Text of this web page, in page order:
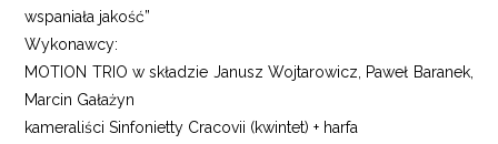
wspaniała jakość”
Wykonawcy:
MOTION TRIO w składzie Janusz Wojtarowicz, Paweł Baranek,
Marcin Gałażyn
kameraliści Sinfonietty Cracovii (kwintet) + harfa